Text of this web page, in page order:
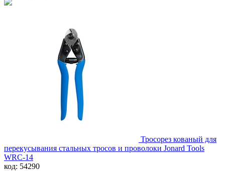
Тросорез кованый для
перекусывания стальных тросов и проволоки Jonard Tools
WRC-14
код: 54290